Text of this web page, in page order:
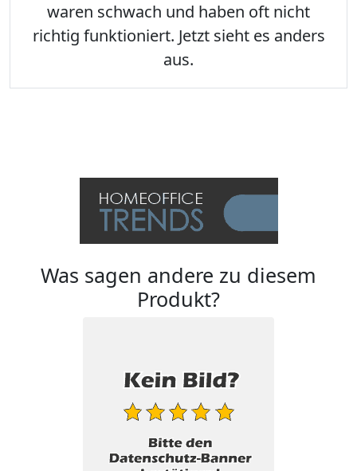
waren schwach und haben oft nicht
richtig funktioniert. Jetzt sieht es anders
aus.
Was sagen andere zu diesem
Produkt?